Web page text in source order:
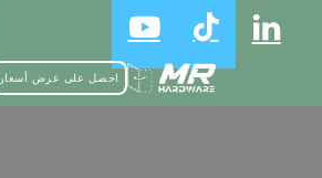
احصل على عرض أسعار